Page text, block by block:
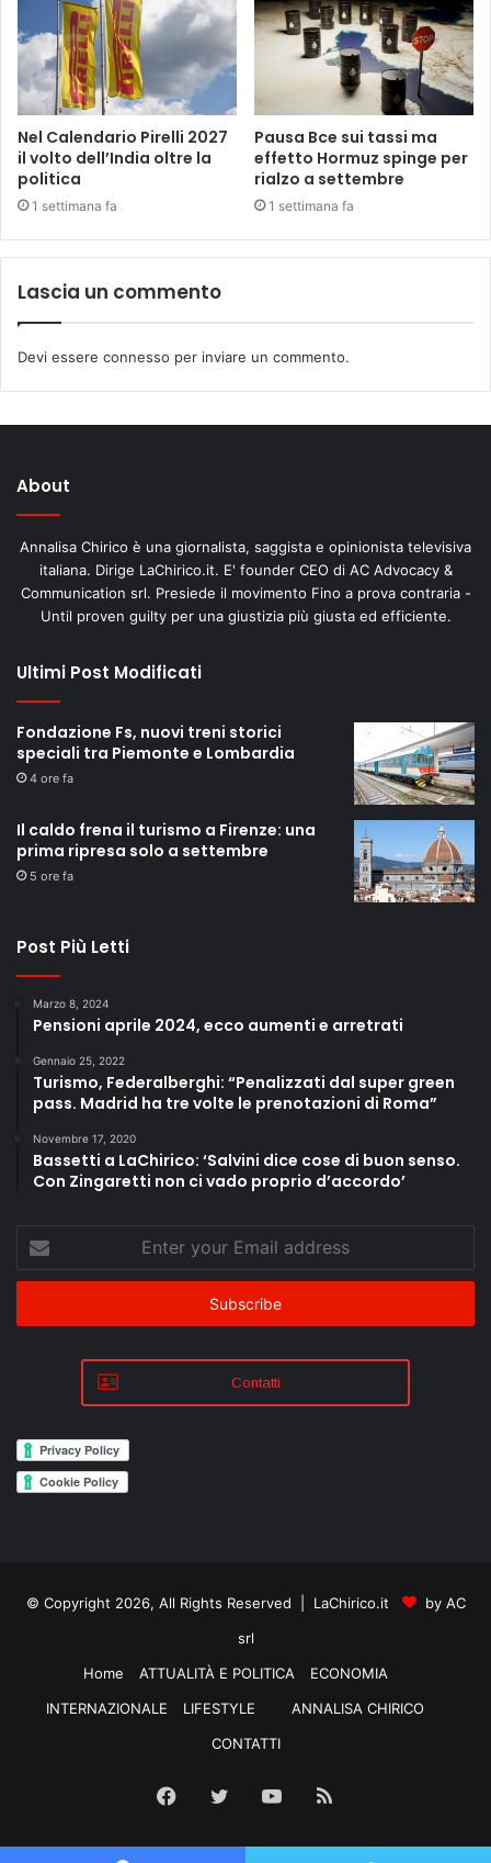
Nel Calendario Pirelli 2027
il volto dell’India oltre la
politica
1 settimana fa
Pausa Bce sui tassi ma
effetto Hormuz spinge per
rialzo a settembre
1 settimana fa
Lascia un commento
Devi essere connesso per inviare un commento.
About
Annalisa Chirico è una giornalista, saggista e opinionista televisiva
italiana. Dirige LaChirico.it. E' founder CEO di AC Advocacy &
Communication srl. Presiede il movimento Fino a prova contraria -
Until proven guilty per una giustizia più giusta ed efficiente.
Ultimi Post Modificati
Fondazione Fs, nuovi treni storici
speciali tra Piemonte e Lombardia
4 ore fa
Il caldo frena il turismo a Firenze: una
prima ripresa solo a settembre
5 ore fa
Post Più Letti
Marzo 8, 2024
Pensioni aprile 2024, ecco aumenti e arretrati
Gennaio 25, 2022
Turismo, Federalberghi: “Penalizzati dal super green
pass. Madrid ha tre volte le prenotazioni di Roma”
Novembre 17, 2020
Bassetti a LaChirico: ‘Salvini dice cose di buon senso.
Con Zingaretti non ci vado proprio d’accordo’
your
Email
Contatti
© Copyright 2026, All Rights Reserved | LaChirico.it
by AC
srl
Home
ATTUALITÀ E POLITICA
ECONOMIA
INTERNAZIONALE
LIFESTYLE
ANNALISA CHIRICO
CONTATTI
Facebook
Twitter YouTube